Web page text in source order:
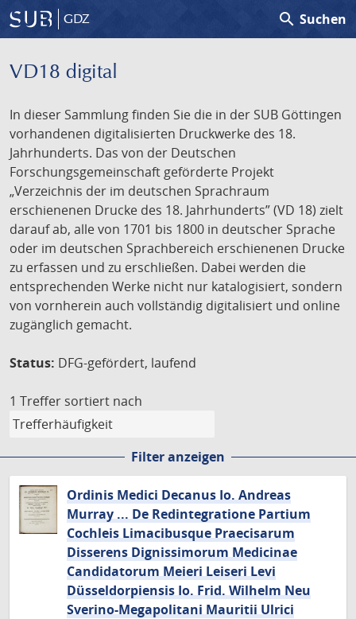
GDZ search Suchen
VD18 digital
In dieser Sammlung finden Sie die in der SUB Göttingen
vorhandenen digitalisierten Druckwerke des 18.
Jahrhunderts. Das von der Deutschen
Forschungsgemeinschaft geförderte Projekt
„Verzeichnis der im deutschen Sprachraum
erschienenen Drucke des 18. Jahrhunderts” (VD 18) zielt
darauf ab, alle von 1701 bis 1800 in deutscher Sprache
oder im deutschen Sprachbereich erschienenen Drucke
zu erfassen und zu erschließen. Dabei werden die
entsprechenden Werke nicht nur katalogisiert, sondern
von vornherein auch vollständig digitalisiert und online
zugänglich gemacht.
Status: DFG-gefördert, laufend
1 Treffer sortiert nach
Filter anzeigen
Ordinis Medici Decanus Io. Andreas
Murray ... De Redintegratione Partium
Cochleis Limacibusque Praecisarum
Disserens Dignissimorum Medicinae
Candidatorum Meieri Leiseri Levi
Düsseldorpiensis Io. Frid. Wilhelm Neu
Sverino-Megapolitani Mauritii Ulrici